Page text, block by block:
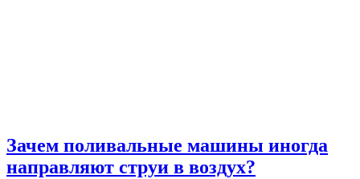
Зачем поливальные машины иногда
направляют струи в воздух?